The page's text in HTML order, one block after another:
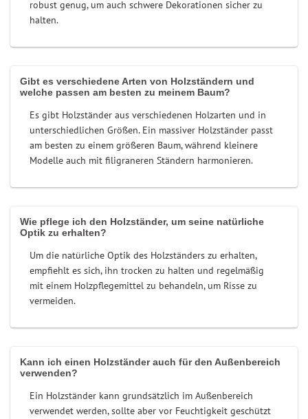
robust genug, um auch schwere Dekorationen sicher zu
halten.
Gibt es verschiedene Arten von Holzständern und
welche passen am besten zu meinem Baum?
Es gibt Holzständer aus verschiedenen Holzarten und in
unterschiedlichen Größen. Ein massiver Holzständer passt
am besten zu einem größeren Baum, während kleinere
Modelle auch mit filigraneren Ständern harmonieren.
Wie pflege ich den Holzständer, um seine natürliche
Optik zu erhalten?
Um die natürliche Optik des Holzständers zu erhalten,
empfiehlt es sich, ihn trocken zu halten und regelmäßig
mit einem Holzpflegemittel zu behandeln, um Risse zu
vermeiden.
Kann ich einen Holzständer auch für den Außenbereich
verwenden?
Ein Holzständer kann grundsätzlich im Außenbereich
verwendet werden, sollte aber vor Feuchtigkeit geschützt